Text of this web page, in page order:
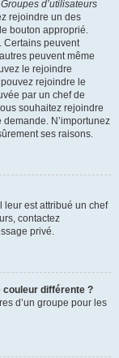
Groupes d’utilisateurs
rejoindre un des
bouton approprié.
Certains peuvent
peuvent même
le rejoindre
rejoindre le
par un chef de
souhaitez rejoindre
N’importunez
ses raisons.
leur est attribué un chef
contactez
privé.
couleur différente ?
d’un groupe pour les